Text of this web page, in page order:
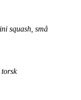
squash, små